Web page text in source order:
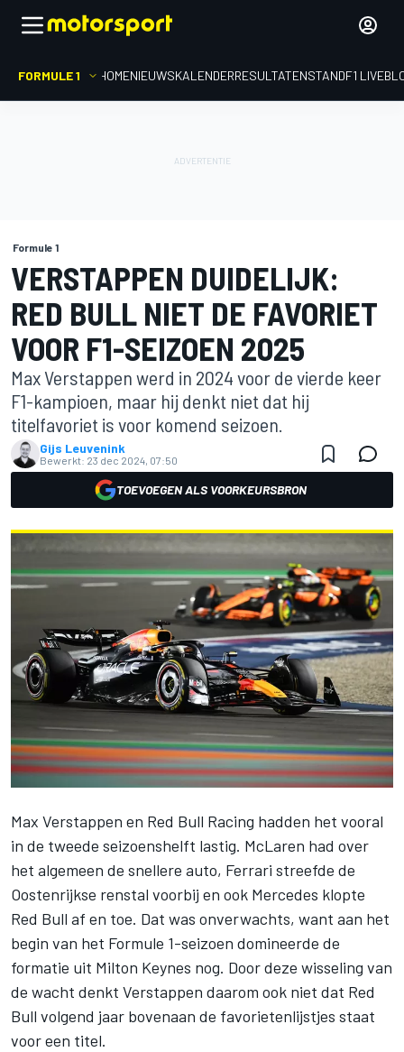
FORMULE 1 HOMENIEUWSKALENDERRESULTATENSTANDF1
Formule 1
VERSTAPPEN DUIDELIJK:
RED BULL NIET DE FAVORIET
VOOR F1-SEIZOEN 2025
Max Verstappen werd in 2024 voor de vierde keer
F1-kampioen, maar hij denkt niet dat hij
titelfavoriet is voor komend seizoen.
Gijs Leuvenink
Bewerkt: 23 dec 2024, 07:50
TOEVOEGEN ALS VOORKEURSBRON
Max Verstappen en Red Bull Racing hadden het vooral
in de tweede seizoenshelft lastig. McLaren had over
het algemeen de snellere auto, Ferrari streefde de
Oostenrijkse renstal voorbij en ook Mercedes klopte
Red Bull af en toe. Dat was onverwachts, want aan het
begin van het Formule 1-seizoen domineerde de
formatie uit Milton Keynes nog. Door deze wisseling van
de wacht denkt Verstappen daarom ook niet dat Red
Bull volgend jaar bovenaan de favorietenlijstjes staat
voor een titel.